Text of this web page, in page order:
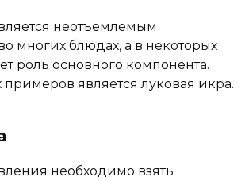
неотъемлемым
многих блюдах, а в некоторых
роль основного компонента.
является луковая икра.
необходимо взять